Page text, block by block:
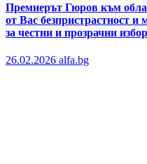
Премиерът Гюров към
от Вас безпристрастност
за честни и прозрачни
26.02.2026 alfa.bg